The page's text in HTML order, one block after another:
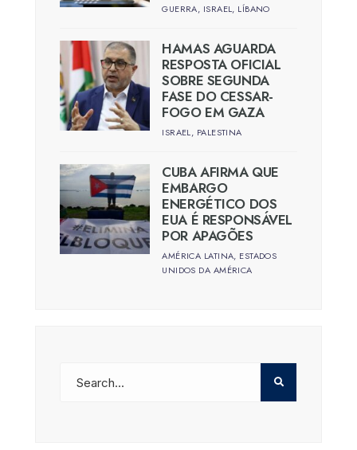
GUERRA, ISRAEL, LÍBANO
HAMAS AGUARDA
RESPOSTA OFICIAL
SOBRE SEGUNDA
FASE DO CESSAR-
FOGO EM GAZA
ISRAEL, PALESTINA
CUBA AFIRMA QUE
EMBARGO
ENERGÉTICO DOS
EUA É RESPONSÁVEL
POR APAGÕES
AMÉRICA LATINA, ESTADOS
UNIDOS DA AMÉRICA